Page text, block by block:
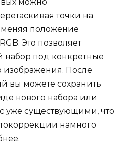
точки на
положение
Это позволяет
набор под конкретные
изображения. После
вы можете сохранить
нового набора или
уже существующими, что
намного